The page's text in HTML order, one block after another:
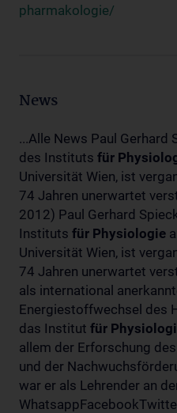
pharmakologie/
News
...Alle News Paul Gerhard
des Instituts für
Universität Wien, ist
74 Jahren unerwartet
2012) Paul Gerhard
Instituts für Physiologie
Universität Wien, ist
74 Jahren unerwartet
als international
Energiestoffwechsel des
das Institut für
allem der Erforschung
und der
war er als Lehrender an